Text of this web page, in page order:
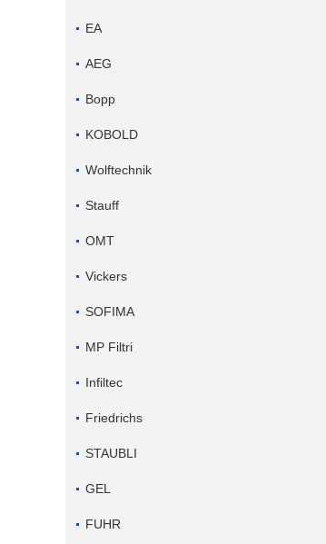
EA
AEG
Bopp
KOBOLD
Wolftechnik
Stauff
OMT
Vickers
SOFIMA
MP Filtri
Infiltec
Friedrichs
STAUBLI
GEL
FUHR